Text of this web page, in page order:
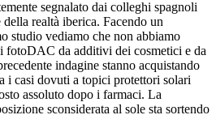
segnalato dai colleghi spagnoli
realtà iberica. Facendo un
studio vediamo che non abbiamo
fotoDAC da additivi dei cosmetici e da
indagine stanno acquistando
i casi dovuti a topici protettori solari
assoluto dopo i farmaci. La
sconsiderata al sole sta sortendo